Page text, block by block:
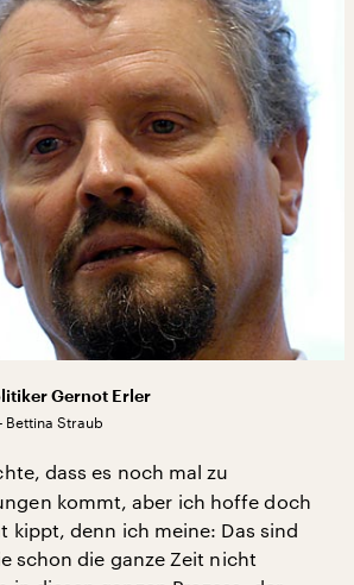
Gernot Erler
Bettina Straub
dass es noch mal zu
kommt, aber ich hoffe doch
kippt, denn ich meine: Das sind
schon die ganze Zeit nicht